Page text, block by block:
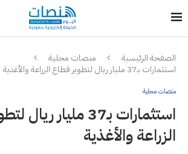
الصفحة الرئيسية
منصات محلية
استثمارات بـ37 مليار ريال لتطوير قطاع الزراعة والأغذية
منصات محلية
استثمارات بـ37 مليار
الزراعة والأغذية